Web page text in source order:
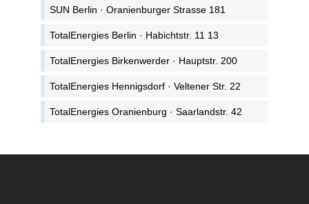
SUN Berlin · Oranienburger Strasse 181
TotalEnergies Berlin · Habichtstr. 11 13
TotalEnergies Birkenwerder · Hauptstr. 200
TotalEnergies Hennigsdorf · Veltener Str. 22
TotalEnergies Oranienburg · Saarlandstr. 42